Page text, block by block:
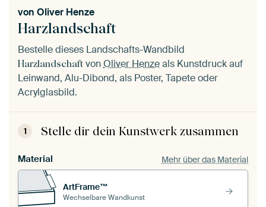
Harzlandschaft
von Oliver Henze
Bestelle dieses Landschafts-Wandbild
Harzlandschaft vonOliver Henzeals Kunstdruck auf
Leinwand, Alu-Dibond, als Poster, Tapete oder
Acrylglasbild.
1 Stelle dir dein Kunstwerk zusammen
Material Mehr über das Material
ArtFrame™
Wechselbare Wandkunst